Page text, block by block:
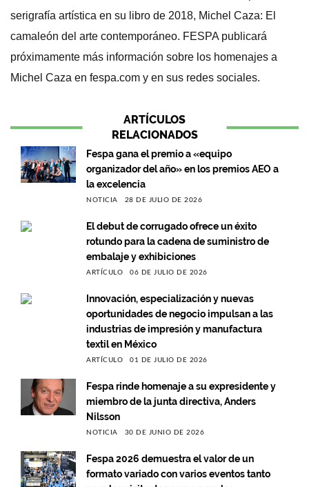
serigrafía artística en su libro de 2018, Michel Caza: El
camaleón del arte contemporáneo. FESPA publicará
próximamente más información sobre los homenajes a
Michel Caza en fespa.com y en sus redes sociales.
ARTÍCULOS
RELACIONADOS
Fespa gana el premio a «equipo
organizador del año» en los premios AEO a
la excelencia
NOTICIA 28 DE JULIO DE 2026
El debut de corrugado ofrece un éxito
rotundo para la cadena de suministro de
embalaje y exhibiciones
ARTÍCULO 06 DE JULIO DE 2026
Innovación, especialización y nuevas
oportunidades de negocio impulsan a las
industrias de impresión y manufactura
textil en México
ARTÍCULO 01 DE JULIO DE 2026
Fespa rinde homenaje a su expresidente y
miembro de la junta directiva, Anders
Nilsson
NOTICIA 30 DE JUNIO DE 2026
Fespa 2026 demuestra el valor de un
formato variado con varios eventos tanto